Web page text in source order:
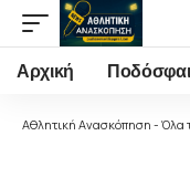
Αρχική
Αθλητική Ανασκόπηση - Όλα